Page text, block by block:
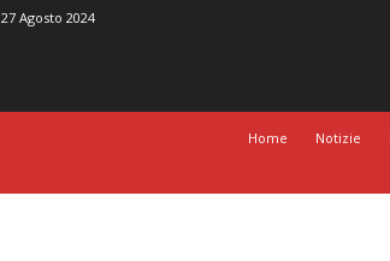
27 Agosto 2024
Home Notizie